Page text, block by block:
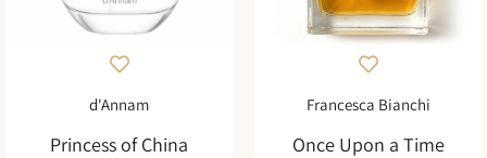
Francesca Bianchi
Once Upon a Time
d'Annam
Princess of China